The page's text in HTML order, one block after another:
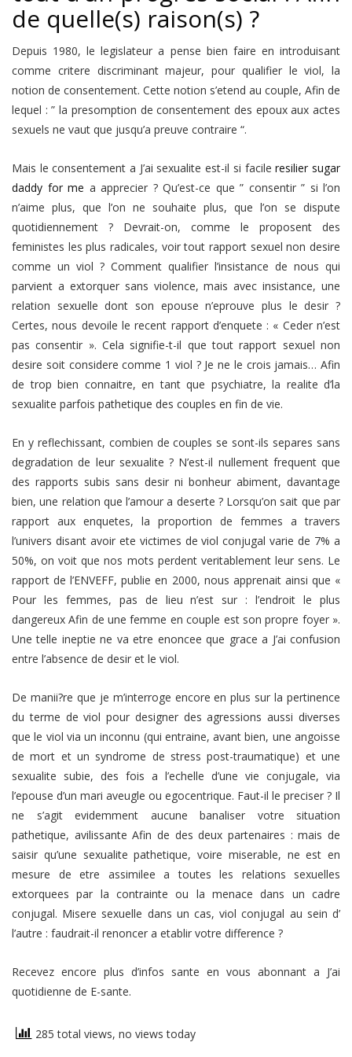
de quelle(s) raison(s) ?
Depuis 1980, le legislateur a pense bien faire en introduisant
comme critere discriminant majeur, pour qualifier le viol, la
notion de consentement. Cette notion s’etend au couple, Afin de
lequel : ” la presomption de consentement des epoux aux actes
sexuels ne vaut que jusqu’a preuve contraire “.
Mais le consentement a J’ai sexualite est-il si facileresilier sugar
daddy for me a apprecier ? Qu’est-ce que ” consentir ” si l’on
n’aime plus, que l’on ne souhaite plus, que l’on se dispute
quotidiennement ? Devrait-on, comme le proposent des
feministes les plus radicales, voir tout rapport sexuel non desire
comme un viol ? Comment qualifier l’insistance de nous qui
parvient a extorquer sans violence, mais avec insistance, une
relation sexuelle dont son epouse n’eprouve plus le desir ?
Certes, nous devoile le recent rapport d’enquete : « Ceder n’est
pas consentir ». Cela signifie-t-il que tout rapport sexuel non
desire soit considere comme 1 viol ? Je ne le crois jamais… Afin
de trop bien connaitre, en tant que psychiatre, la realite d’la
sexualite parfois pathetique des couples en fin de vie.
En y reflechissant, combien de couples se sont-ils separes sans
degradation de leur sexualite ? N’est-il nullement frequent que
des rapports subis sans desir ni bonheur abiment, davantage
bien, une relation que l’amour a deserte ? Lorsqu’on sait que par
rapport aux enquetes, la proportion de femmes a travers
l’univers disant avoir ete victimes de viol conjugal varie de 7% a
50%, on voit que nos mots perdent veritablement leur sens. Le
rapport de l’ENVEFF, publie en 2000, nous apprenait ainsi que «
Pour les femmes, pas de lieu n’est sur : l’endroit le plus
dangereux Afin de une femme en couple est son propre foyer ».
Une telle ineptie ne va etre enoncee que grace a J’ai confusion
entre l’absence de desir et le viol.
De manii?re que je m’interroge encore en plus sur la pertinence
du terme de viol pour designer des agressions aussi diverses
que le viol via un inconnu (qui entraine, avant bien, une angoisse
de mort et un syndrome de stress post-traumatique) et une
sexualite subie, des fois a l’echelle d’une vie conjugale, via
l’epouse d’un mari aveugle ou egocentrique. Faut-il le preciser ? Il
ne s’agit evidemment aucune banaliser votre situation
pathetique, avilissante Afin de des deux partenaires : mais de
saisir qu’une sexualite pathetique, voire miserable, ne est en
mesure de etre assimilee a toutes les relations sexuelles
extorquees par la contrainte ou la menace dans un cadre
conjugal. Misere sexuelle dans un cas, viol conjugal au sein d’
l’autre : faudrait-il renoncer a etablir votre difference ?
Recevez encore plus d’infos sante en vous abonnant a J’ai
quotidienne de E-sante.
285 total views, no views today